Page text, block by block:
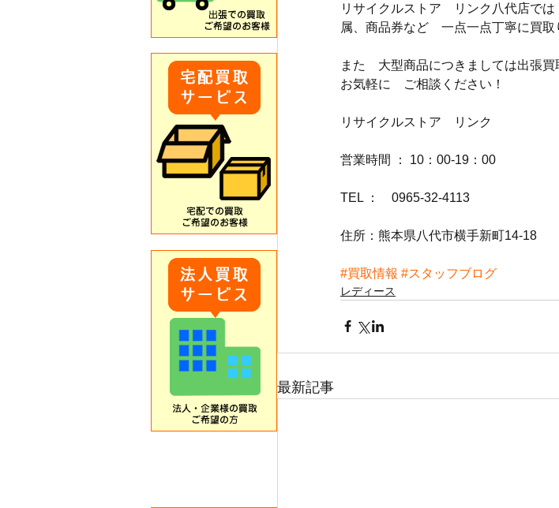
リサイクルストア　リンク八代店で
属、商品券など　一点一点丁寧に買取
また　大型商品につきましては出張
お気軽に　ご相談ください！
リサイクルストア　リンク
営業時間 ： 10：00-19：00
TEL ：　0965-32-4113
住所：熊本県八代市横手新町14-18
#買取情報 #スタッフブログ
レディース
最新記事